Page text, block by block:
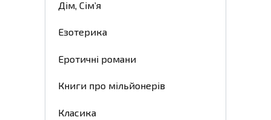
Дім, Сім’я
Езотерика
Еротичні романи
Книги про мільйонерів
Класика